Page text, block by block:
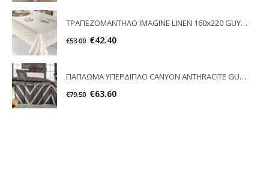
ΤΡΑΠΕΖΟΜΑΝΤΗΛΟ IMAGINE LINEN 160x220 GUY LAROCHE
€53.00 €42.40
ΠΑΠΛΩΜΑ ΥΠΕΡΔΙΠΛΟ CANYON ANTHRACITE GUY LAROCHE
€79.50 €63.60